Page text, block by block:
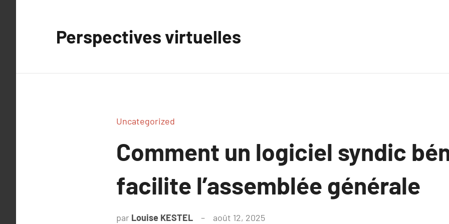
Perspectives virtuelles
Uncategorized
Comment un logiciel syndic
facilite l’assemblée générale
par Louise KESTEL août 12, 2025